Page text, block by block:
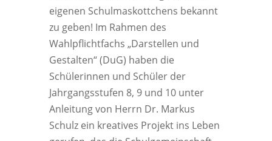
eigenen Schulmaskottchens bekannt
zu geben! Im Rahmen des
Wahlpflichtfachs „Darstellen und
Gestalten“ (DuG) haben die
Schülerinnen und Schüler der
Jahrgangsstufen 8, 9 und 10 unter
Anleitung von Herrn Dr. Markus
Schulz ein kreatives Projekt ins Leben